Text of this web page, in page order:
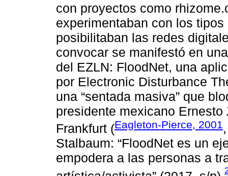
con proyectos como
experimentaban con los
posibilitaban las redes
convocar se manifestó en
del EZLN: FloodNet, una
por Electronic Disturbance
una “sentada masiva” que
presidente mexicano
Frankfurt (Eagleton-Pierce, 2001
Stalbaum: “FloodNet es un
empodera a las personas a